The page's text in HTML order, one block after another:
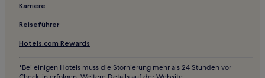
Sindelfingen Hotels
Stuttgart Hotels
Karriere
Reiseführer
Hotels.com Rewards
*Bei einigen Hotels muss die Stornierung mehr als 24 Stunden vor